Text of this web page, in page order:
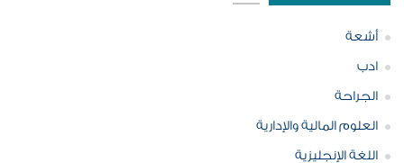
أشعة
ادب
الجراحة
العلوم المالية والإدارية
اللغة الإنجليزية